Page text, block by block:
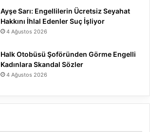
Ayşe Sarı: Engellilerin Ücretsiz Seyahat
Hakkını İhlal Edenler Suç İşliyor
4 Ağustos 2026
Halk Otobüsü Şoföründen Görme Engelli
Kadınlara Skandal Sözler
4 Ağustos 2026